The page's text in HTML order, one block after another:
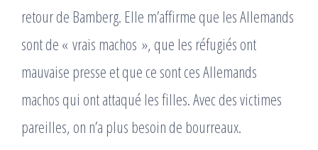
retour de Bamberg. Elle m’affirme que les Allemands
sont de « vrais machos », que les réfugiés ont
mauvaise presse et que ce sont ces Allemands
machos qui ont attaqué les filles. Avec des victimes
pareilles, on n’a plus besoin de bourreaux.